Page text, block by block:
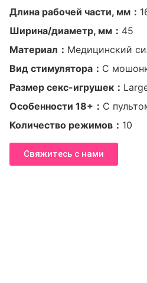
Длина рабочей части, мм：
Ширина/диаметр, мм： 45
Материал： Медицинский
Вид стимулятора： С
Размер секс-игрушек：
Особенности 18+： С
Количество режимов： 10
Свяжитесь с нами